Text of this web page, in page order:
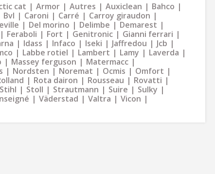
cat Armor Autres Auxiclean
Bahco
Bvl Caroni Carré
Carroy giraudon
Del morino Delimbe
Demarest
Feraboli Fort Genitronic
Gianni ferrari
Idass Infaco Iseki Jaffredou
Jcb
Labbe rotiel Lambert Lamy
Laverda
Massey ferguson
Matermacc
Nordsten Noremat Ocmis
Omfort
Rota dairon Rousseau
Rovatti
Stihl Stoll Strautmann Suire
Sulky
Väderstad Valtra
Vicon